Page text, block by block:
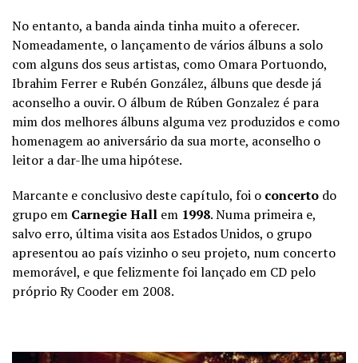
No entanto, a banda ainda tinha muito a oferecer.
Nomeadamente, o lançamento de vários álbuns a solo
com alguns dos seus artistas, como Omara Portuondo,
Ibrahim Ferrer e Rubén González, álbuns que desde já
aconselho a ouvir. O álbum de Rúben Gonzalez é para
mim dos melhores álbuns alguma vez produzidos e como
homenagem ao aniversário da sua morte, aconselho o
leitor a dar-lhe uma hipótese.
Marcante e conclusivo deste capítulo, foi o concerto do
grupo em Carnegie Hall em 1998. Numa primeira e,
salvo erro, última visita aos Estados Unidos, o grupo
apresentou ao país vizinho o seu projeto, num concerto
memorável, e que felizmente foi lançado em CD pelo
próprio Ry Cooder em 2008.